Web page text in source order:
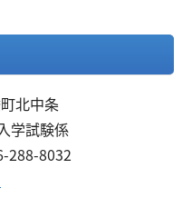
北中条
学試験係
288-8032